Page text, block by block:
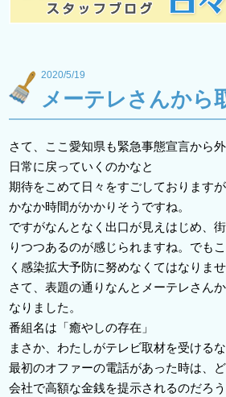
2020/5/19
メーテレさんから
さて、ここ愛知県も緊急事態宣言から
日常に戻っていくのかなと
期待をこめて日々をすごしております
かなか時間がかかりそうですね。
ですがなんとなく出口が見えはじめ、
りつつあるのが感じられますね。でも
く感染拡大予防に努めなくてはなりませ
さて、表題の通りなんとメーテレさん
なりました。
番組名は「癒やしの存在」
まさか、わたしがテレビ取材を受ける
最初のオファーの電話があった時は、
会社で高額な金銭を提示されるのだろ